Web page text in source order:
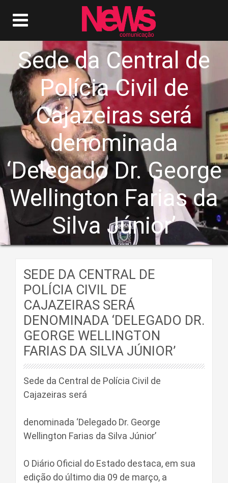
Sede da Central de
Polícia Civil de
Cajazeiras será
denominada
‘Delegado Dr. George
Wellington Farias da
Silva Júnior’
SEDE DA CENTRAL DE
POLÍCIA CIVIL DE
CAJAZEIRAS SERÁ
DENOMINADA ‘DELEGADO DR.
GEORGE WELLINGTON
FARIAS DA SILVA JÚNIOR’
Sede da Central de Polícia Civil de
Cajazeiras será
denominada ‘Delegado Dr. George
Wellington Farias da Silva Júnior’
O Diário Oficial do Estado destaca, em sua
edição do último dia 09 de março, a